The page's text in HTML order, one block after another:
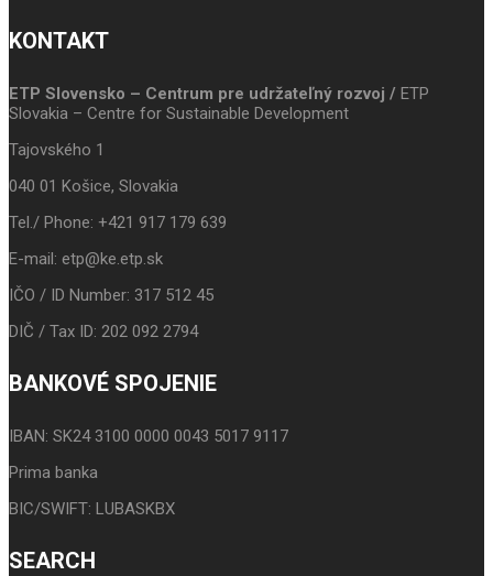
KONTAKT
ETP Slovensko – Centrum pre udržateľný rozvoj / ETP
Slovakia – Centre for Sustainable Development
Tajovského 1
040 01 Košice, Slovakia
Tel./ Phone: +421 917 179 639
E-mail: etp@ke.etp.sk
IČO / ID Number: 317 512 45
DIČ / Tax ID: 202 092 2794
BANKOVÉ SPOJENIE
IBAN: SK24 3100 0000 0043 5017 9117
Prima banka
BIC/SWIFT: LUBASKBX
SEARCH